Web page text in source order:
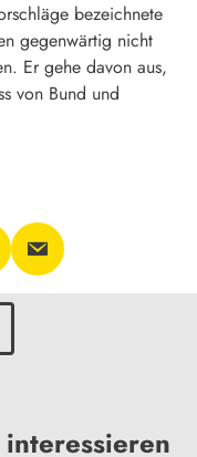
bezeichnete
gegenwärtig nicht
Er gehe davon aus,
von Bund und